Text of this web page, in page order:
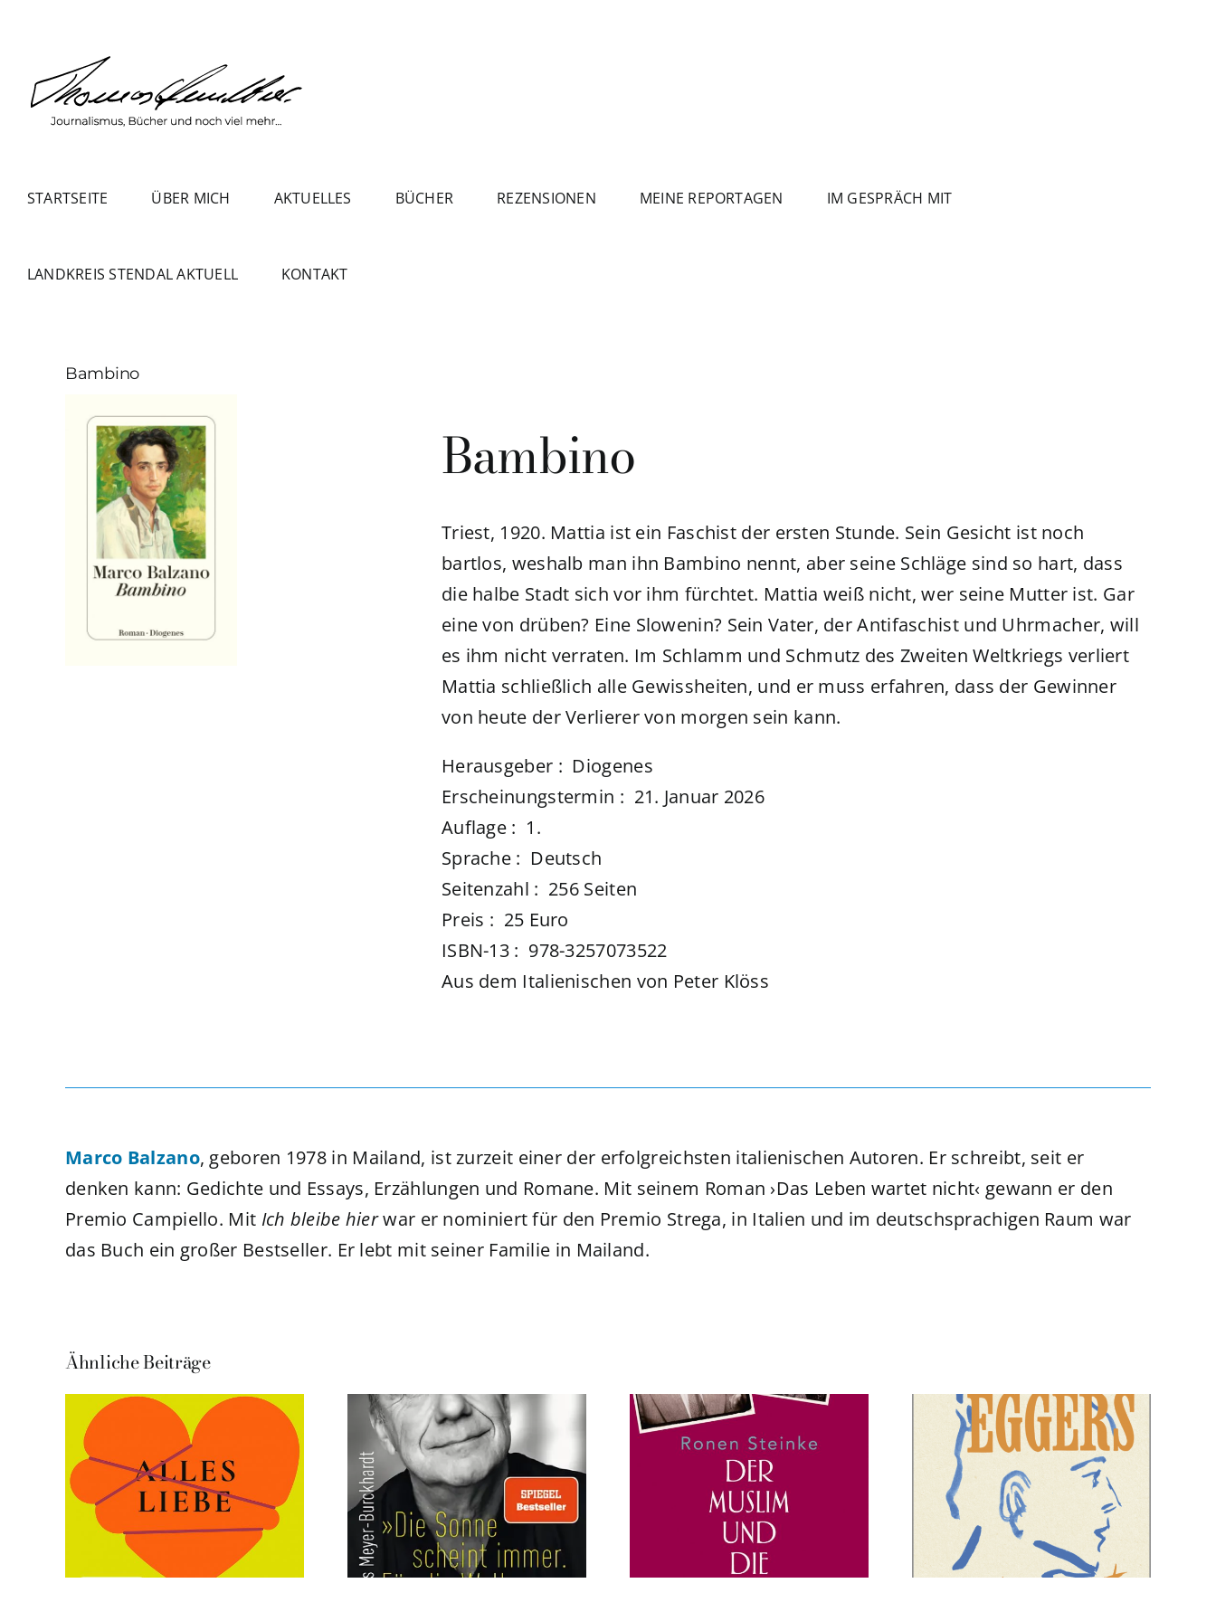
springen
STARTSEITE ÜBER MICH AKTUELLES BÜCHER REZENSIONEN MEINE REPORTAGEN IM GESPRÄCH MIT
LANDKREIS STENDAL AKTUELL KONTAKT
Bambino
Bambino
Triest, 1920. Mattia ist ein Faschist der ersten Stunde. Sein Gesicht ist noch
bartlos, weshalb man ihn Bambino nennt, aber seine Schläge sind so hart, dass
die halbe Stadt sich vor ihm fürchtet. Mattia weiß nicht, wer seine Mutter ist. Gar
eine von drüben? Eine Slowenin? Sein Vater, der Antifaschist und Uhrmacher, will
es ihm nicht verraten. Im Schlamm und Schmutz des Zweiten Weltkriegs verliert
Mattia schließlich alle Gewissheiten, und er muss erfahren, dass der Gewinner
von heute der Verlierer von morgen sein kann.
Herausgeber ‏: ‎ Diogenes
Erscheinungstermin ‏: ‎ 21. Januar 2026
Auflage ‏: ‎ 1.
Sprache ‏: ‎ Deutsch
Seitenzahl ‏: ‎ 256 Seiten
Preis ‏: ‎ 25 Euro
ISBN-13 ‏: ‎ 978-3257073522
Aus dem Italienischen von Peter Klöss
Marco Balzano, geboren 1978 in Mailand, ist zurzeit einer der erfolgreichsten italienischen Autoren. Er schreibt, seit er
denken kann: Gedichte und Essays, Erzählungen und Romane. Mit seinem Roman ›Das Leben wartet nicht‹ gewann er den
Premio Campiello. Mit Ich bleibe hierwar er nominiert für den Premio Strega, in Italien und im deutschsprachigen Raum war
das Buch ein großer Bestseller. Er lebt mit seiner Familie in Mailand.
Ähnliche Beiträge